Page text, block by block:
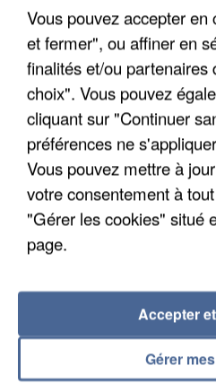
Un cofondateur du réseau
quelques jours plus tôt.
Gabriel Attal et Raphaël
Vous pouvez accepter
et fermer", ou affiner en
finalités et/ou partenaires
choix". Vous pouvez
cliquant sur "Continuer
préférences ne
Vous pouvez mettre à
votre consentement à
"Gérer les cookies" situé
page.
Gérer
Accepter